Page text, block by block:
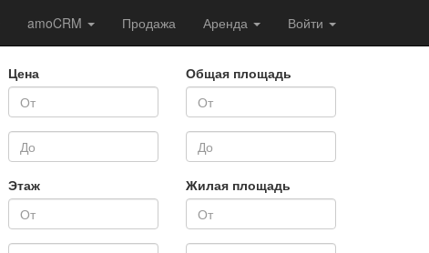
amoCRM Продажа Аренда Войти
Цена
Этаж
Общая площадь
Жилая площадь